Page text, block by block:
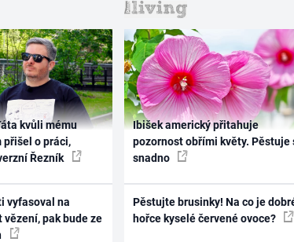
kvůli mému
přišel o práci,
Řezník
vyfasoval na
vězení, pak bude ze
Ibišek americký přitahuje
pozornost obřími květy. Pěstuje
snadno
Pěstujte brusinky! Na co je
hořce kyselé červené ovoce?